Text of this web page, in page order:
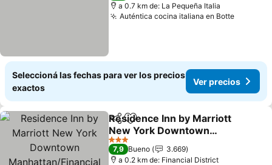
a 0.7 km de: La Pequeña Italia
Auténtica cocina italiana en BotteVer
Seleccioná las fechas para ver los precios
exactos
Ver precios
CompartirAñadir a favoritos
Residence Inn by Marriott
New York Downtown
Manhattan/Financial
District
Ver precios
3 Estrellas
7,9 Bueno
3.669
a 0.2 km de: Financial District